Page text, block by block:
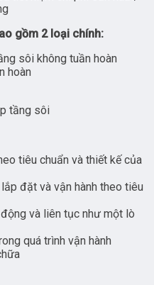
gồm 2 loại chính:
sôi không tuần hoàn
hoàn
tầng sôi
tiêu chuẩn và thiết kế của
đặt và vận hành theo tiêu
và liên tục như một lò
quá trình vận hành